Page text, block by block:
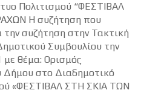
Πολιτισμού “ΦΕΣΤΙΒΑΛ
Η συζήτηση που
συζήτηση στην Τακτική
Συμβουλίου την
θέμα: Ορισμός
στο Διαδημοτικό
«ΦΕΣΤΙΒΑΛ ΣΤΗ ΣΚΙΑ ΤΩΝ